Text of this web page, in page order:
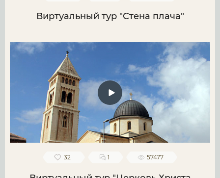
Виртуальный тур "Стена плача"
32 1 57477